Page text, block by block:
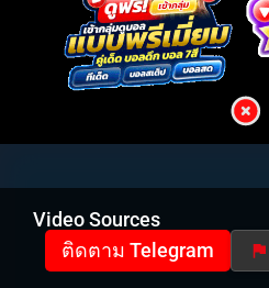
Video Sources
ติดตาม Telegram